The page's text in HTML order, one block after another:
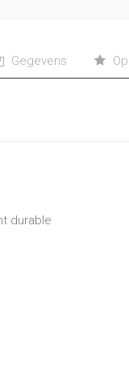
Gegevens
durable